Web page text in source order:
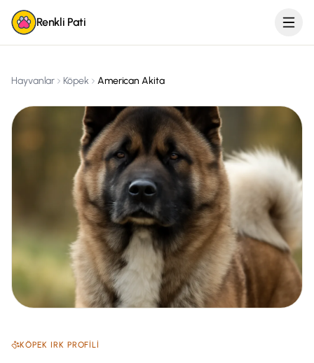
Renkli Pati
Hayvanlar Köpek American Akita
KÖPEK IRK PROFILI